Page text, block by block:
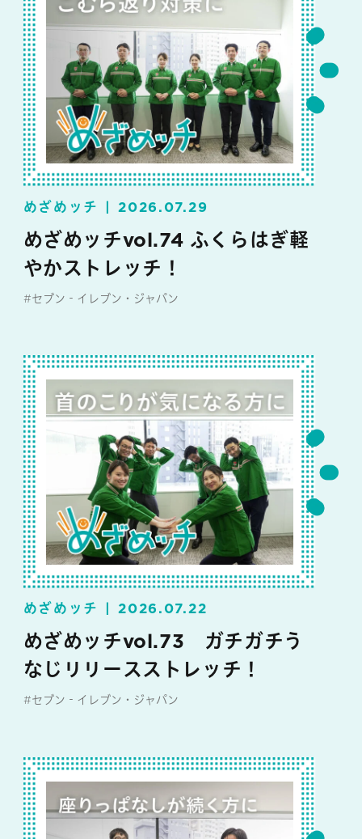
めざめッチ 2026.07.29
めざめッチvol.74 ふくらはぎ軽
やかストレッチ！
#セブン‐イレブン・ジャパン
めざめッチ 2026.07.22
めざめッチvol.73 ガチガチう
なじリリースストレッチ！
#セブン‐イレブン・ジャパン